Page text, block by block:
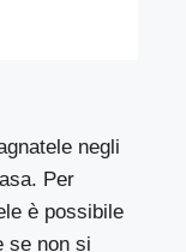
negli
Per
è possibile
se non si